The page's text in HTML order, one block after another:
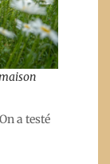
a testé